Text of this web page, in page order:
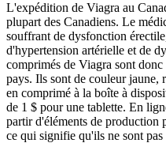
L'expédition de Viagra au
plupart des Canadiens. Le
souffrant de dysfonction
d'hypertension artérielle et de
comprimés de Viagra sont
pays. Ils sont de couleur jaune,
en comprimé à la boîte à
de 1 $ pour une tablette. En
partir d'éléments de production
ce qui signifie qu'ils ne sont